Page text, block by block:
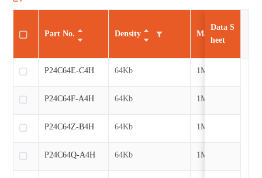
Density Max CLK
64Kb 1MHz
64Kb 1MHz
64Kb 1MHz
64Kb 1MHz
Part No.
P24C64E-C4H
P24C64F-A4H
P24C64Z-B4H
P24C64Q-A4H
Data S
heet